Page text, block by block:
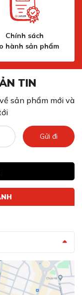
Chính sách
hành sản phẩm
TIN
sản phẩm mới và
Gửi đi